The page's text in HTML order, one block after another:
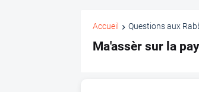
Accueil Questions aux
Ma'assèr sur la